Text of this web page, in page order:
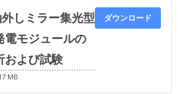
しミラー集光型
電モジュールの
および試験
MB
ダウンロード